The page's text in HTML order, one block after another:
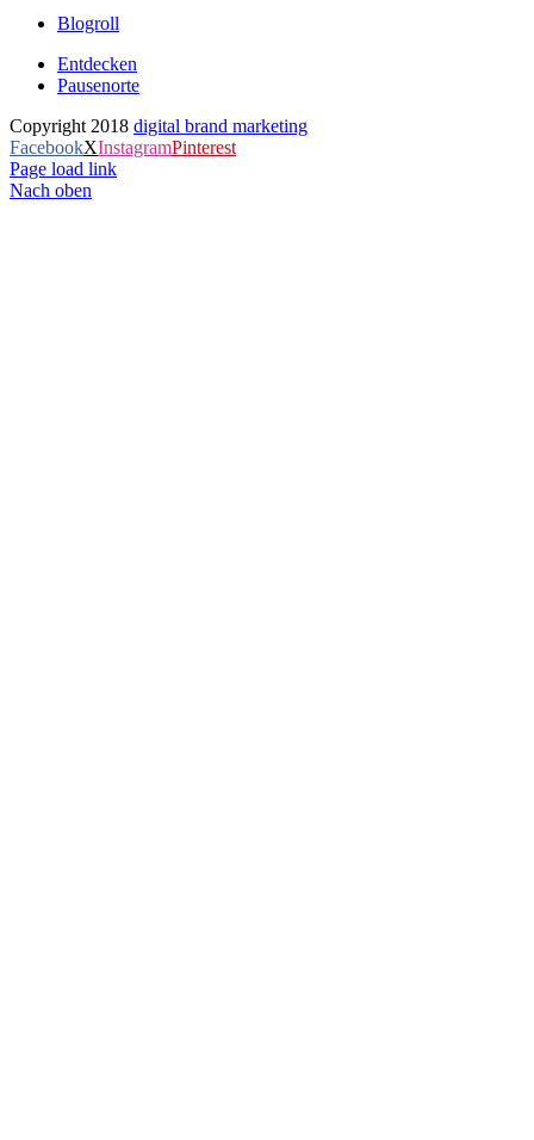
Blogroll
Entdecken
Pausenorte
Copyright 2018 digital brand marketing
FacebookXInstagramPinterest
Page load link
Nach oben